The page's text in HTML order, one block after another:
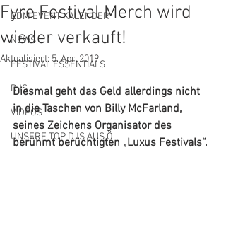
EDM EVENT KALENDER
NEWS
FESTIVAL ESSENTIALS
DJS
VIDEOS
UNSERE TOP DJS AUS Ö
Fyre Festival Merch wird
wieder verkauft!
Aktualisiert: 5. Apr. 2019
Diesmal geht das Geld allerdings nicht
in die Taschen von Billy McFarland,
seines Zeichens Organisator des
berühmt berüchtigten „Luxus Festivals“.